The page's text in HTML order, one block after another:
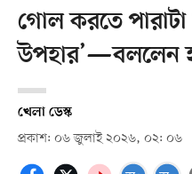
গোল করতে পারাটা
উপহার’—বললেন
খেলা ডেস্ক
প্রকাশ: ০৬ জুলাই ২০২৬, ০২: ০৬